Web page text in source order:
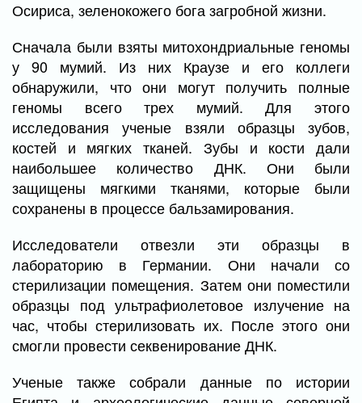
Осириса, зеленокожего бога загробной жизни.
Сначала были взяты митохондриальные геномы
у 90 мумий. Из них Краузе и его коллеги
обнаружили, что они могут получить полные
геномы всего трех мумий. Для этого
исследования ученые взяли образцы зубов,
костей и мягких тканей. Зубы и кости дали
наибольшее количество ДНК. Они были
защищены мягкими тканями, которые были
сохранены в процессе бальзамирования.
Исследователи отвезли эти образцы в
лабораторию в Германии. Они начали со
стерилизации помещения. Затем они поместили
образцы под ультрафиолетовое излучение на
час, чтобы стерилизовать их. После этого они
смогли провести секвенирование ДНК.
Ученые также собрали данные по истории